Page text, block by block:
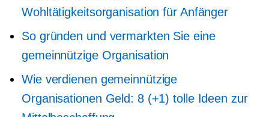
Wohltätigkeitsorganisation für Anfänger
So gründen und vermarkten Sie eine
gemeinnützige Organisation
Wie verdienen gemeinnützige
Organisationen Geld: 8 (+1) tolle Ideen zur